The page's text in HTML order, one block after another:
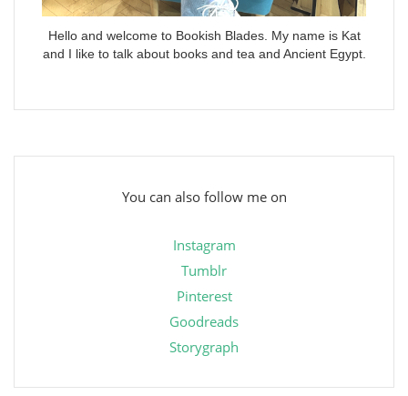
Hello and welcome to Bookish Blades. My name is Kat
and I like to talk about books and tea and Ancient Egypt.
You can also follow me on
Instagram
Tumblr
Pinterest
Goodreads
Storygraph